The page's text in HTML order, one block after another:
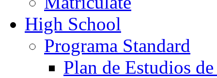
High School
Programa Standard
Plan de Estudios de